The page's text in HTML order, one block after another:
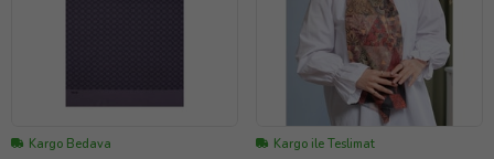
Kargo Bedava Kargo ile Teslimat